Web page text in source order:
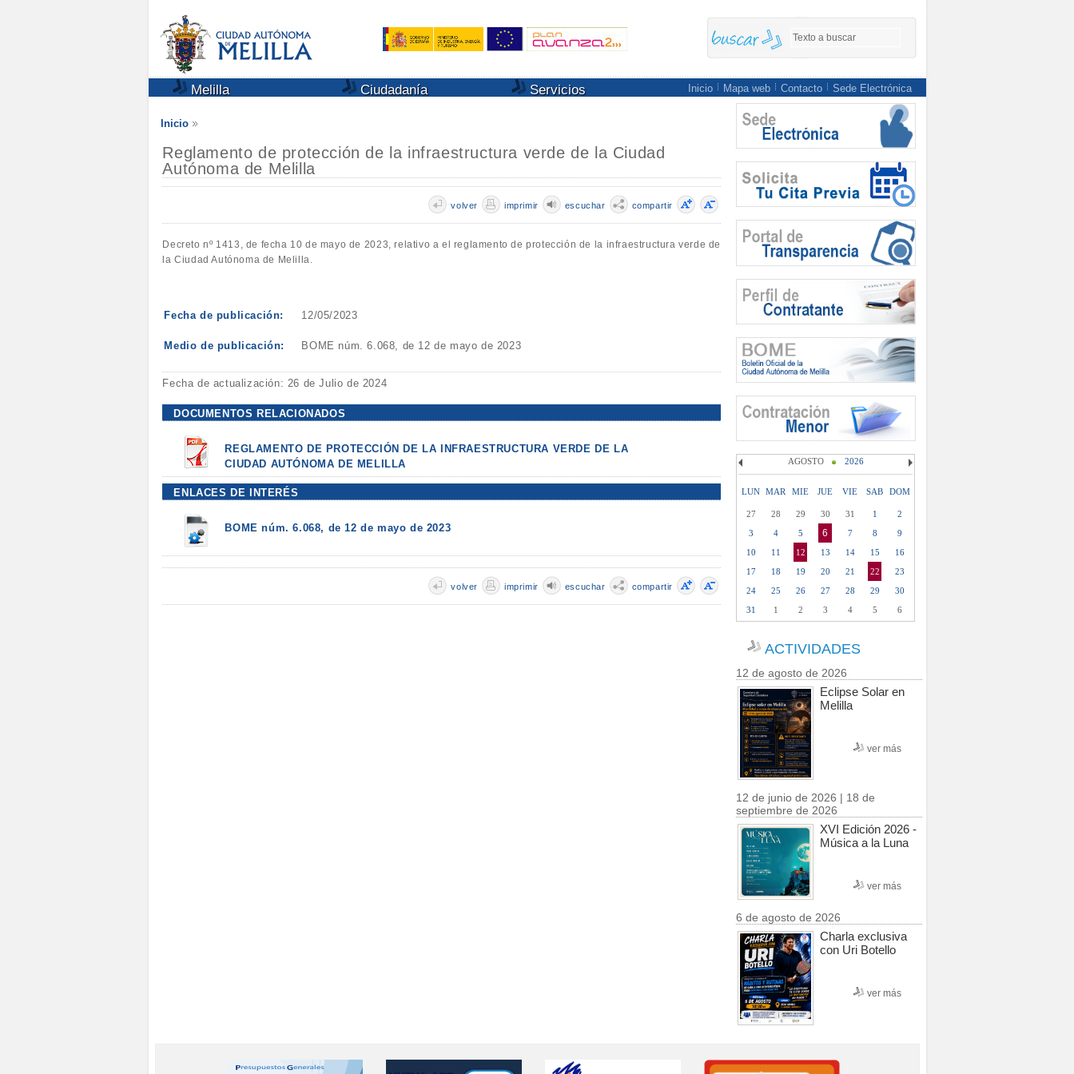
Melilla Ciudadanía Servicios Inicio Mapa web Contacto Sede Electrónica
Inicio
Reglamento de protección de la infraestructura verde de la Ciudad
Autónoma de Melilla
compartir
escuchar
imprimir
volver
Decreto nº 1413, de fecha 10 de mayo de 2023, relativo a el reglamento de protección de la infraestructura verde de
la Ciudad Autónoma de Melilla.
Fecha de publicación: 12/05/2023
Medio de publicación: BOME núm. 6.068, de 12 de mayo de 2023
Fecha de actualización: 26 de Julio de 2024
DOCUMENTOS RELACIONADOS
REGLAMENTO DE PROTECCIÓN DE LA INFRAESTRUCTURA VERDE DE LA
CIUDAD AUTÓNOMA DE MELILLA
ENLACES DE INTERÉS
BOME núm. 6.068, de 12 de mayo de 2023
compartir
escuchar
imprimir
volver
AGOSTO 2026
LUN MAR MIE JUE VIE SAB DOM
27 28 29 30 31 1
2
3
4 5 6 7 8
9
10
11 12 13 14 15
16
17
18 19 20 21 22
23
24
25 26 27 28 29
30
31
1 2 3 4 5 6
ACTIVIDADES
12 de agosto de 2026
Eclipse Solar en
Melilla
ver más
12 de junio de 2026 | 18 de
septiembre de 2026
XVI Edición 2026 -
Música a la Luna
ver más
6 de agosto de 2026
Charla exclusiva
con Uri Botello
ver más